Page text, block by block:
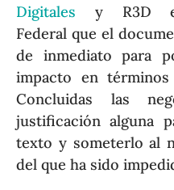
Digitales y R3D
Federal que el
de inmediato para
impacto en
Concluidas las
justificación alguna
texto y someterlo al
del que ha sido